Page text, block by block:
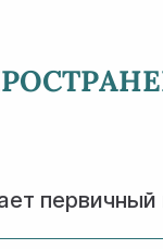
первичный